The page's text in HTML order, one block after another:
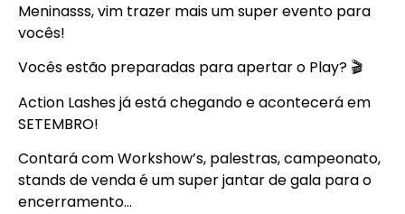
Meninasss, vim trazer mais um super evento para
vocês!
Vocês estão preparadas para apertar o Play? 🎬
Action Lashes já está chegando e acontecerá em
SETEMBRO!
Contará com Workshow’s, palestras, campeonato,
stands de venda é um super jantar de gala para o
encerramento…